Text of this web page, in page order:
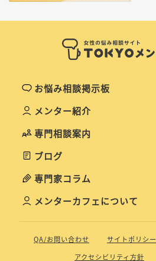
お悩み相談掲示板
メンター紹介
専門相談案内
ブログ
専門家コラム
メンターカフェについて
QA/お問い合わせ サイトポリシー
アクセシビリティ方針